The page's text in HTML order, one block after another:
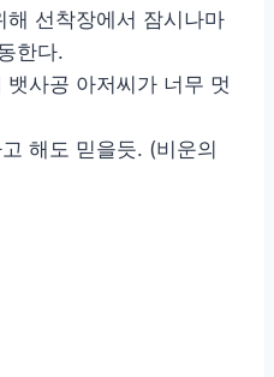
해 선착장에서 잠시나마
한다.
사공 아저씨가 너무 멋
해도 믿을듯. (비운의